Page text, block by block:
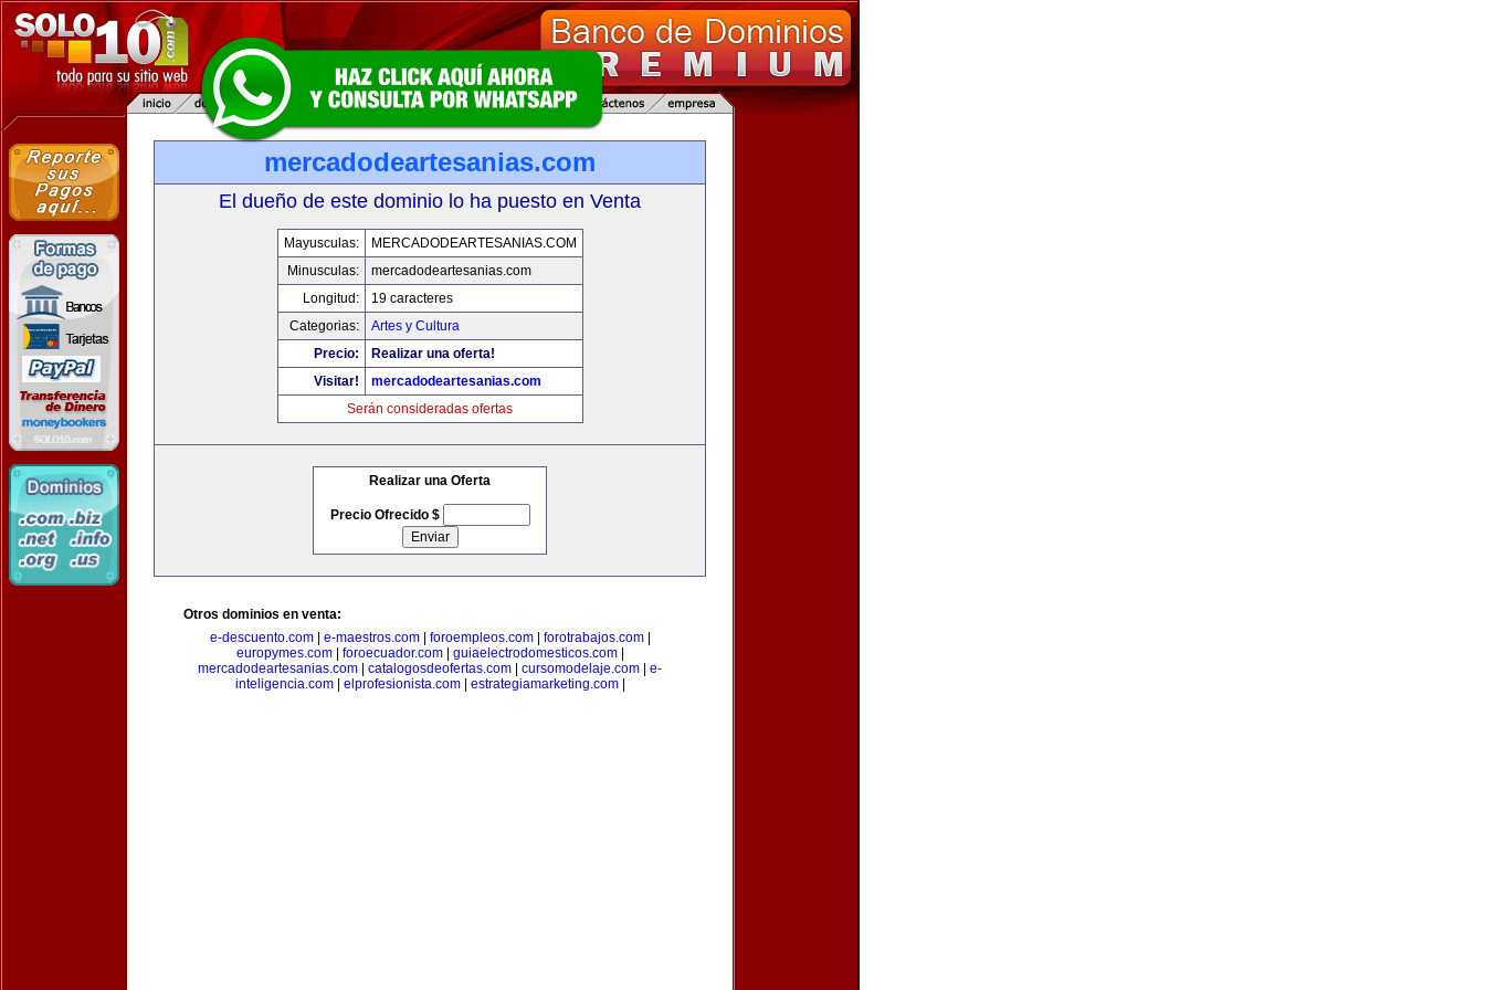
mercadodeartesanias.com
El dueño de este dominio lo ha puesto en Venta
Mayusculas:
MERCADODEARTESANIAS.COM
Minusculas:
mercadodeartesanias.com
Longitud:
19 caracteres
Categorias:
Artes y Cultura
Precio:
Realizar una oferta!
Visitar!
mercadodeartesanias.com
Serán consideradas ofertas
Realizar una Oferta
Precio Ofrecido $
Otros dominios en venta:
e-descuento.com| e-maestros.com| foroempleos.com| forotrabajos.com|
europymes.com| foroecuador.com| guiaelectrodomesticos.com|
mercadodeartesanias.com
catalogosdeofertas.com cursomodelaje.com
e-
inteligencia.com| elprofesionista.com| estrategiamarketing.com|